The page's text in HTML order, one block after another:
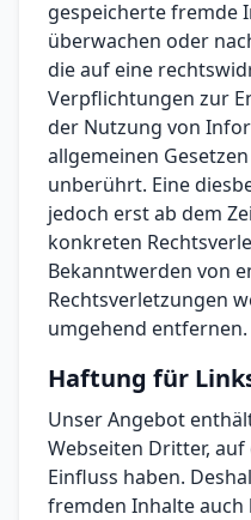
gespeicherte fremde
überwachen oder
die auf eine
Verpflichtungen zur
der Nutzung von
allgemeinen
unberührt. Eine
jedoch erst ab dem
konkreten
Bekanntwerden von
Rechtsverletzungen
umgehend entfernen.
Haftung für
Unser Angebot
Webseiten Dritter,
Einfluss haben.
fremden Inhalte auch